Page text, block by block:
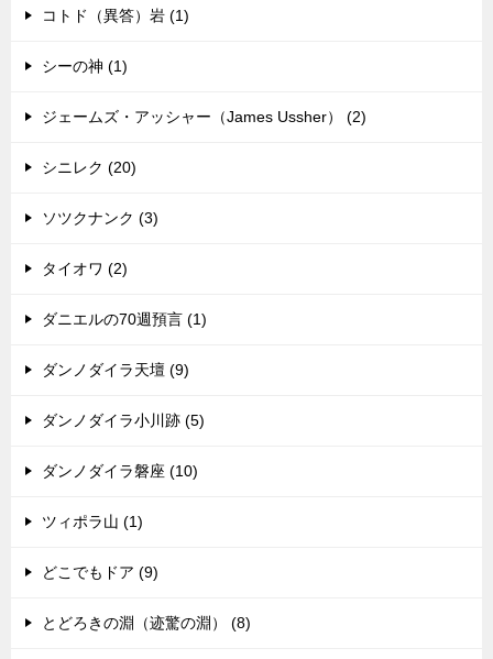
コトド（異答）岩 (1)
シーの神 (1)
ジェームズ・アッシャー（James Ussher） (2)
シニレク (20)
ソツクナンク (3)
タイオワ (2)
ダニエルの70週預言 (1)
ダンノダイラ天壇 (9)
ダンノダイラ小川跡 (5)
ダンノダイラ磐座 (10)
ツィポラ山 (1)
どこでもドア (9)
とどろきの淵（迹驚の淵） (8)